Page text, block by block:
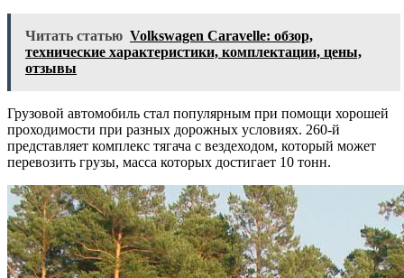
Читать статью Volkswagen Caravelle: обзор,
технические характеристики, комплектации, цены,
отзывы
Грузовой автомобиль стал популярным при помощи хорошей
проходимости при разных дорожных условиях. 260-й
представляет комплекс тягача с вездеходом, который может
перевозить грузы, масса которых достигает 10 тонн.